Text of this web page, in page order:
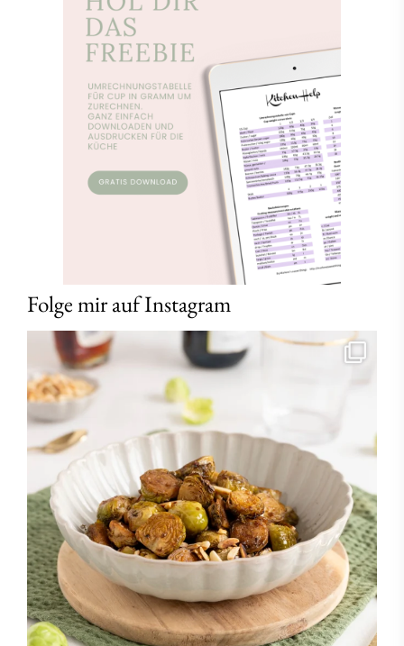
Folge mir auf Instagram